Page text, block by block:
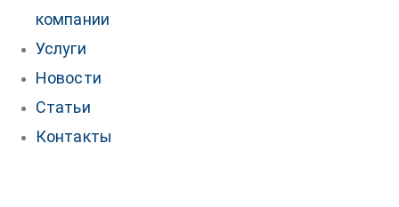
компании
Услуги
Новости
Статьи
Контакты